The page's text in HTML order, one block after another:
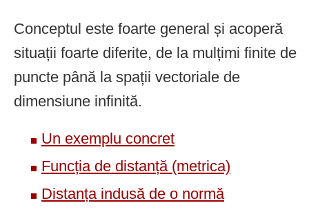
Conceptul este foarte general și acoperă
situații foarte diferite, de la mulțimi finite de
puncte până la spații vectoriale de
dimensiune infinită.
Un exemplu concret
Funcția de distanță (metrica)
Distanța indusă de o normă